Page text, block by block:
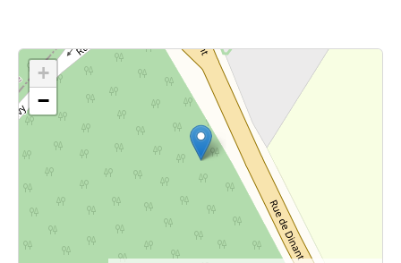
Cliquez sur le bouton pour afficher la carte.
Voir la carte
+
−